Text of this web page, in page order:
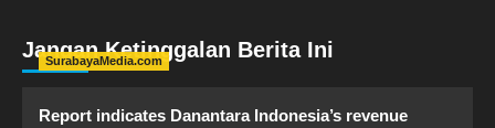
Jangan Ketinggalan Berita Ini
SurabayaMedia.com
Report indicates Danantara Indonesia’s revenue